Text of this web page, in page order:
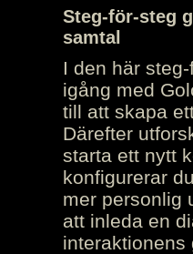
Steg-för-steg
samtal
I den här
igång med
till att skapa
Därefter
starta ett nytt
konfigurerar
mer personlig
att inleda en
interaktionens